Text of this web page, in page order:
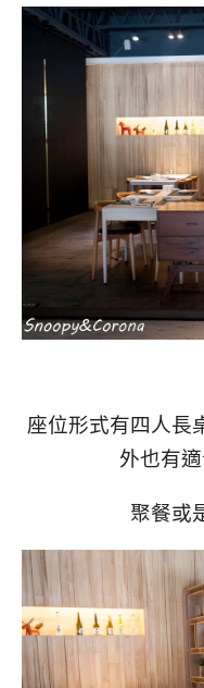
座位形式有四人長
外也有
聚餐或